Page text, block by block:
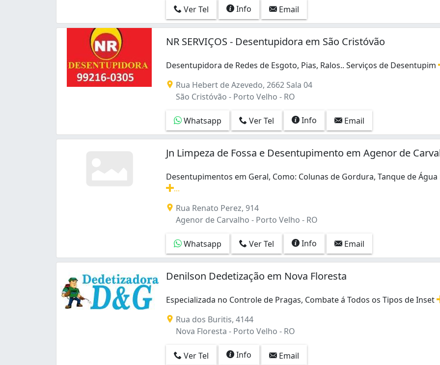
Ver Tel Info Email
NR SERVIÇOS - Desentupidora em São Cristóvão
Desentupidora de Redes de Esgoto, Pias, Ralos.. Serviços de Desentupim
Desentupidora de Redes de Esgoto, Pias, Ralos.. Serviços de
Rua Hebert de Azevedo, 2662 Sala 04
São Cristóvão - Porto Velho - RO
Whatsapp Ver Tel Info Email
Jn Limpeza de Fossa e Desentupimento em Agenor de
Desentupimentos em Geral, Como: Colunas de Gordura, Tanque de Água
Desentupimentos em Geral, Como: Colunas de Gordura, Tanque de
Rua Renato Perez, 914
Agenor de Carvalho - Porto Velho - RO
Whatsapp Ver Tel Info Email
Denilson Dedetização em Nova Floresta
Especializada no Controle de Pragas, Combate á Todos os Tipos de Inset
Rua dos Buritis, 4144
Nova Floresta - Porto Velho - RO
Ver Tel Info Email